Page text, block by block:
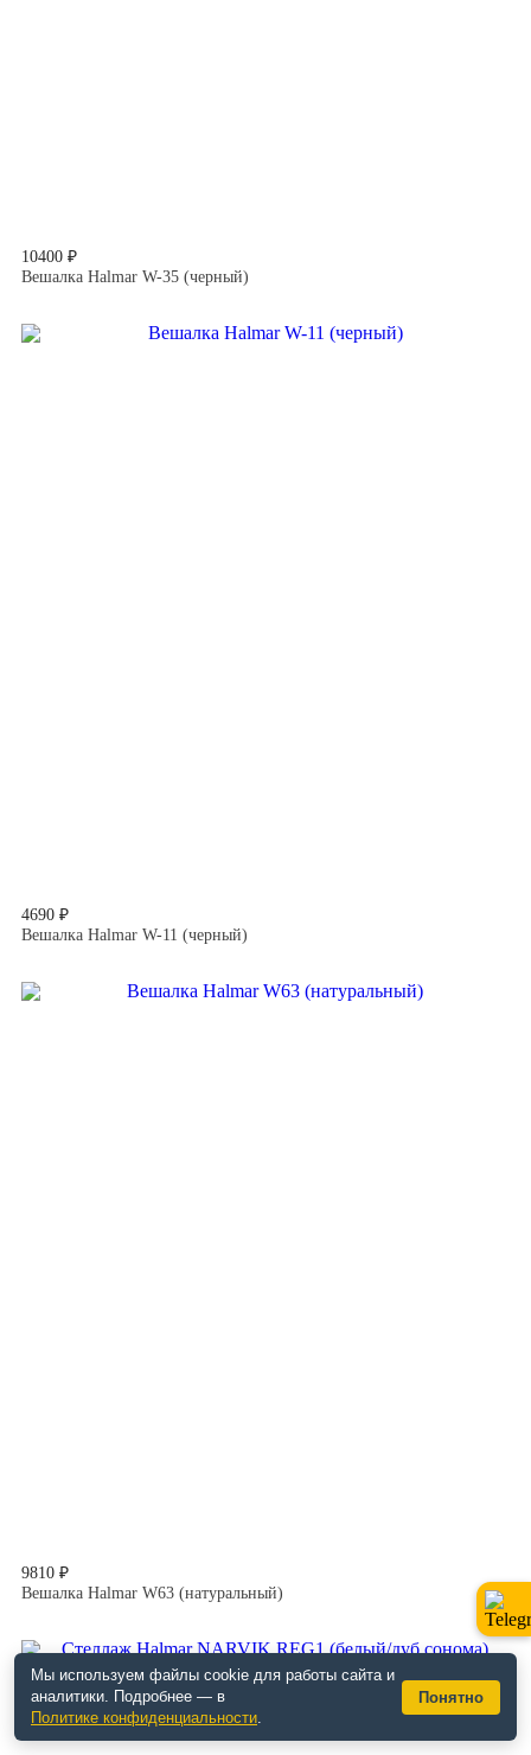
10400 ₽
Вешалка Halmar W-35 (черный)
4690 ₽
Вешалка Halmar W-11 (черный)
9810 ₽
Вешалка Halmar W63 (натуральный)
Мы используем файлы cookie для работы сайта и
аналитики. Подробнее — в
Политике конфиденциальности.
Понятно